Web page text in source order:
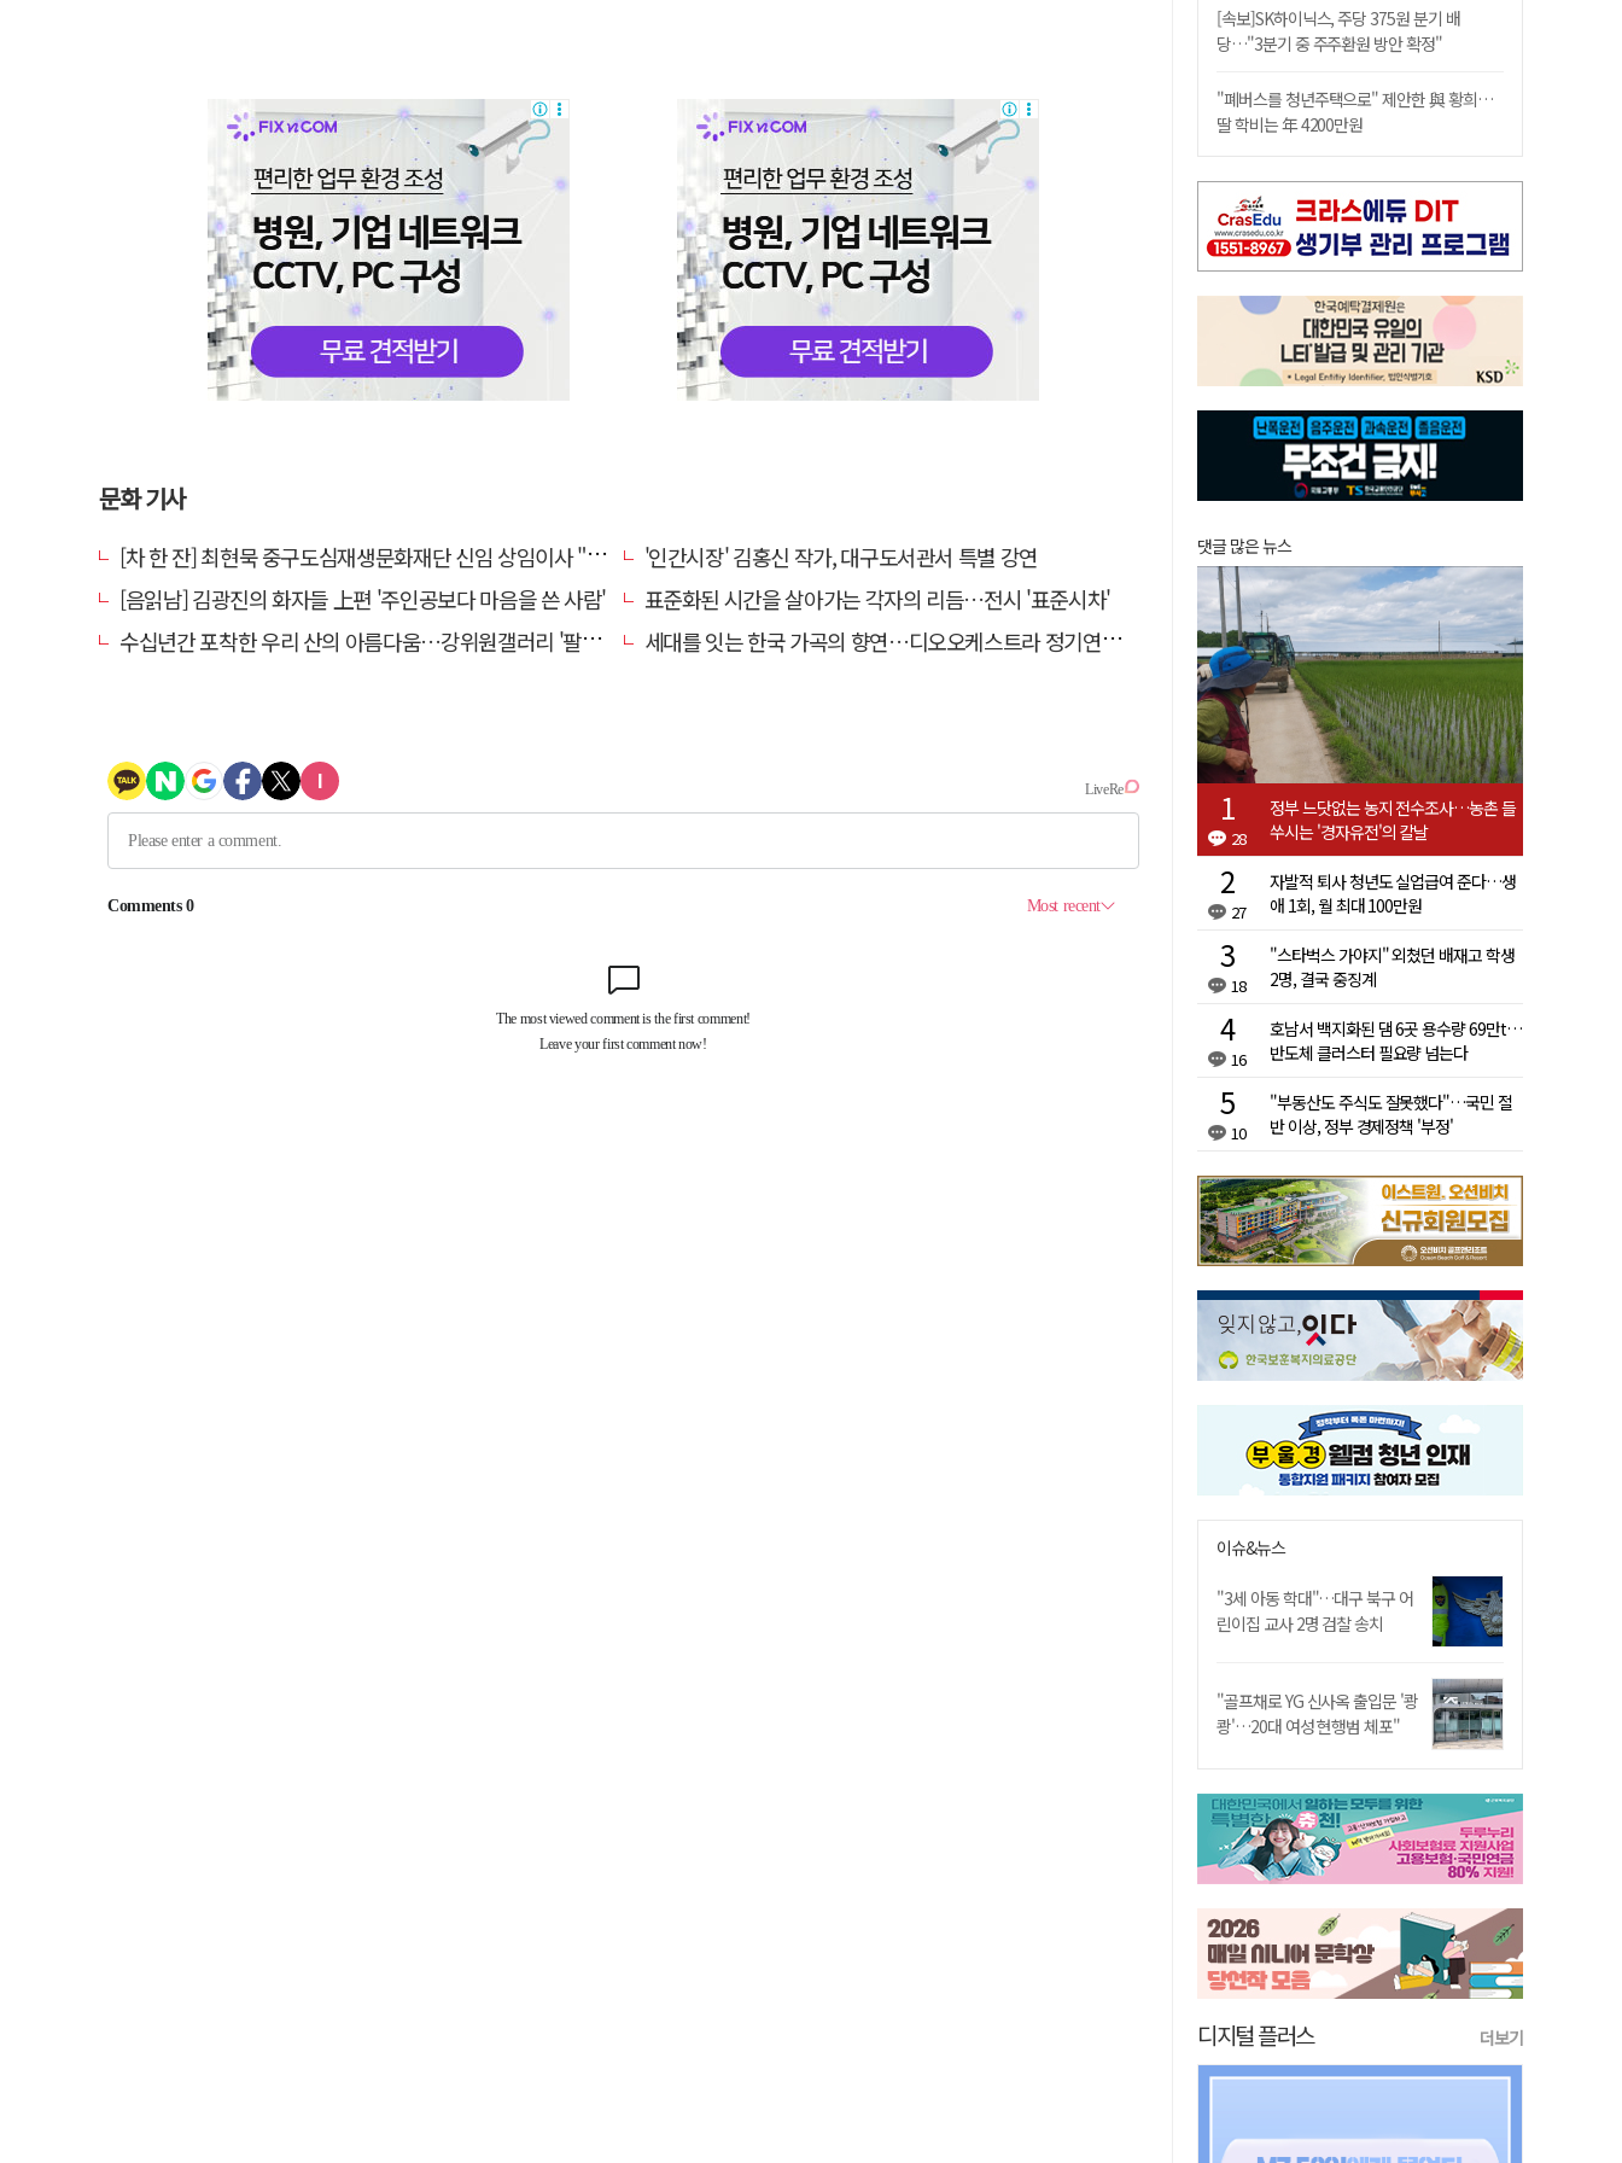
문화 기사
[차 한 잔] 최현묵 중구도심재생문화재단 신임 상임이사 "서문시장·경상감영 등 지역 자원 활용…문화의 일상화"
'인간시장' 김홍신 작가, 대구도서관서 특별 강연
[음읽남] 김광진의 화자들 上편 '주인공보다 마음을 쓴 사람'
표준화된 시간을 살아가는 각자의 리듬…전시 '표준시차'
수십년간 포착한 우리 산의 아름다움…강위원갤러리 '팔공·지리展' 개최
세대를 잇는 한국 가곡의 향연…디오오케스트라 정기연주회 '노래의 날개 위에'
[속보]SK하이닉스, 주당 375원 분기 배
당…"3분기 중 주주환원 방안 확정"
"폐버스를 청년주택으로" 제안한 與 황희…
딸 학비는 年 4200만원
댓글 많은 뉴스
28
정부 느닷없는 농지 전수조사…농촌 들
쑤시는 '경자유전'의 칼날
27
자발적 퇴사 청년도 실업급여 준다…생
애 1회, 월 최대 100만원
18
"스타벅스 가야지" 외쳤던 배재고 학생
2명, 결국 중징계
16
호남서 백지화된 댐 6곳 용수량 69만t…
반도체 클러스터 필요량 넘는다
10
"부동산도 주식도 잘못했다"…국민 절
반 이상, 정부 경제정책 '부정'
이슈&뉴스
"3세 아동 학대"…대구 북구 어
린이집 교사 2명 검찰 송치
"골프채로 YG 신사옥 출입문 '쾅
쾅'…20대 여성 현행범 체포"
디지털 플러스 더보기